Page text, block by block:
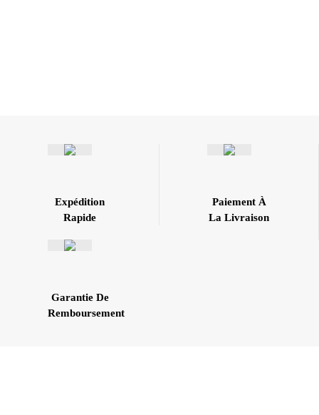
Paiement À
La Livraison
Expédition
Rapide
Garantie De
Remboursement